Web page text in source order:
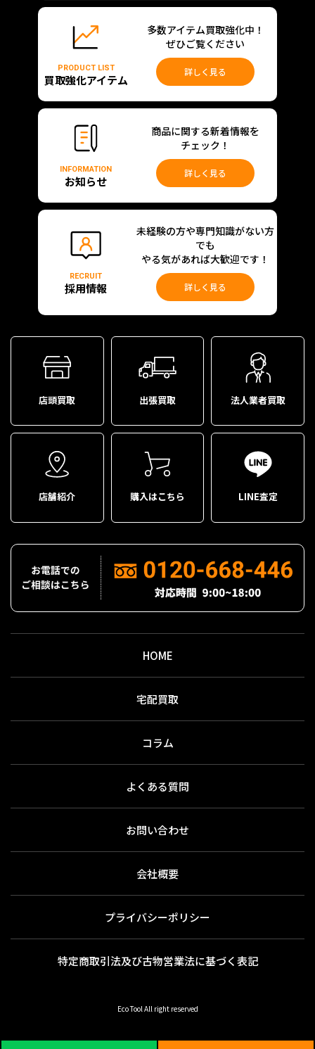
PRODUCT LIST
買取強化アイテム
多数アイテム買取強化中！
ぜひご覧ください
詳しく見る
INFORMATION
お知らせ
商品に関する新着情報を
チェック！
詳しく見る
RECRUIT
採用情報
未経験の方や専門知識がない方
でも
やる気があれば大歓迎です！
詳しく見る
店頭買取 出張買取 法人業者買取
店舗紹介 購入はこちら LINE査定
HOME
宅配買取
コラム
よくある質問
お問い合わせ
会社概要
プライバシーポリシー
特定商取引法及び古物営業法に基づく表記
Eco Tool All right reserved